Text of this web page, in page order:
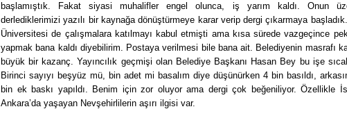
başlamıştık. Fakat siyasi muhalifler engel olunca, iş yarım kaldı. Onun
derlediklerimizi yazılı bir kaynağa dönüştürmeye karar verip dergi çıkarmaya
Üniversitesi de çalışmalara katılmayı kabul etmişti ama kısa sürede vazgeçince
yapmak bana kaldı diyebilirim. Postaya verilmesi bile bana ait. Belediyenin masrafı
büyük bir kazanç. Yayıncılık geçmişi olan Belediye Başkanı Hasan Bey bu işe
Birinci sayıyı beşyüz mü, bin adet mi basalım diye düşünürken 4 bin basıldı,
bin ek baskı yapıldı. Benim için zor oluyor ama dergi çok beğeniliyor. Özellikle
Ankara’da yaşayan Nevşehirlilerin aşırı ilgisi var.